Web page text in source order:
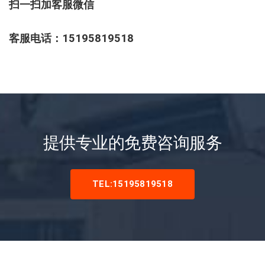
扫一扫加客服微信
客服电话：15195819518
提供专业的免费咨询服务
TEL:15195819518